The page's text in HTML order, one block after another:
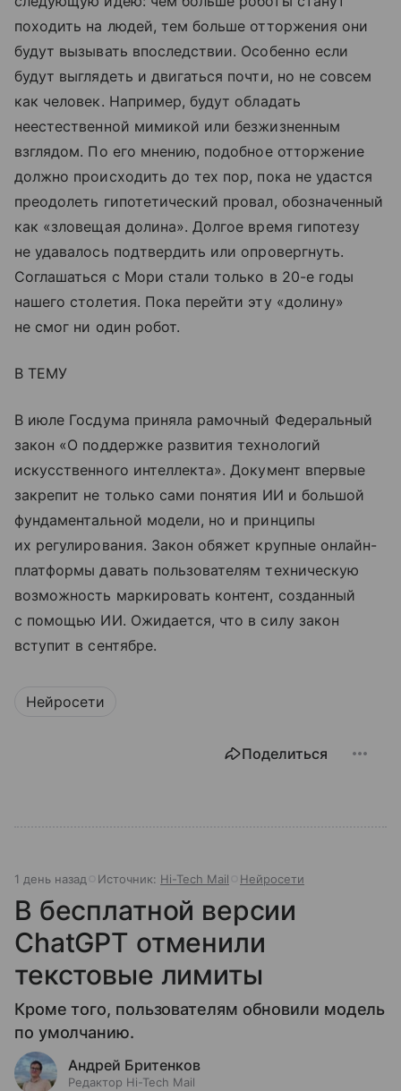
походить на людей, тем больше отторжения они
будут вызывать впоследствии. Особенно если
будут выглядеть и двигаться почти, но не совсем
как человек. Например, будут обладать
неестественной мимикой или безжизненным
взглядом. По его мнению, подобное отторжение
должно происходить до тех пор, пока не удастся
преодолеть гипотетический провал, обозначенный
как «зловещая долина». Долгое время гипотезу
не удавалось подтвердить или опровергнуть.
Соглашаться с Мори стали только в 20-е годы
нашего столетия. Пока перейти эту «долину»
не смог ни один робот.
В ТЕМУ
В июле Госдума приняла рамочный Федеральный
закон «О поддержке развития технологий
искусственного интеллекта». Документ впервые
закрепит не только сами понятия ИИ и большой
фундаментальной модели, но и принципы
их регулирования. Закон обяжет крупные онлайн-
платформы давать пользователям техническую
возможность маркировать контент, созданный
с помощью ИИ. Ожидается, что в силу закон
вступит в сентябре.
Нейросети
Поделиться
1 день назад Источник: Hi-Tech Mail Нейросети
В бесплатной версии
ChatGPT отменили
текстовые лимиты
Кроме того, пользователям обновили модель
по умолчанию.
Андрей Бритенков
Редактор Hi-Tech Mail